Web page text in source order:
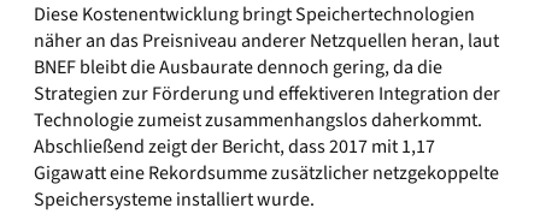
Diese Kostenentwicklung bringt Speichertechnologien
näher an das Preisniveau anderer Netzquellen heran, laut
BNEF bleibt die Ausbaurate dennoch gering, da die
Strategien zur Förderung und effektiveren Integration der
Technologie zumeist zusammenhangslos daherkommt.
Abschließend zeigt der Bericht, dass 2017 mit 1,17
Gigawatt eine Rekordsumme zusätzlicher netzgekoppelte
Speichersysteme installiert wurde.